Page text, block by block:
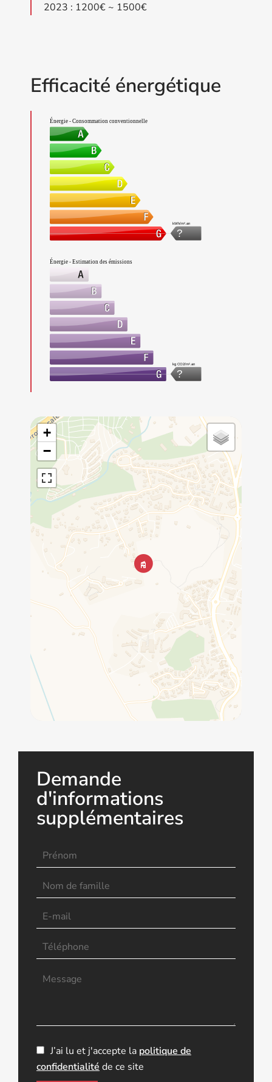
2023 : 1200€ ~ 1500€
Efficacité énergétique
Énergie - Consommation conventionnelle
?
kWh/m².an
Énergie - Estimation des émissions
?
kg CO2/m².an
+
−
Demande
d'informations
supplémentaires
J’ai lu et j'accepte la politique de
confidentialité de ce site